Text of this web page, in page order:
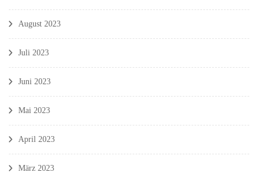
August 2023
Juli 2023
Juni 2023
Mai 2023
April 2023
März 2023